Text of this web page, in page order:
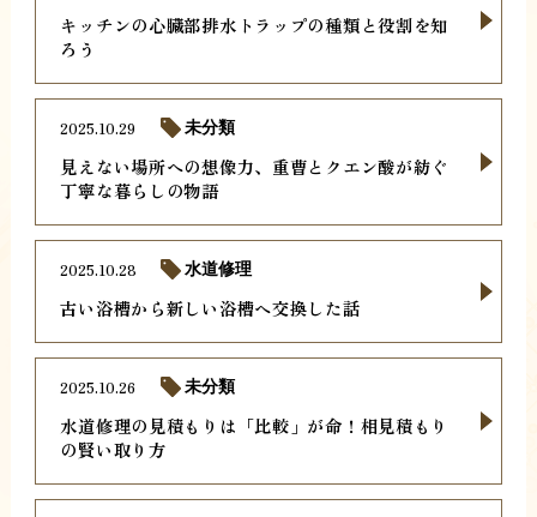
キッチンの心臓部排水トラップの種類と役割を知
ろう
見えない場所への想像力、重曹とクエン酸が紡ぐ
丁寧な暮らしの物語
2025.10.29 未分類
古い浴槽から新しい浴槽へ交換した話
2025.10.28 水道修理
水道修理の見積もりは「比較」が命！相見積もり
の賢い取り方
2025.10.26 未分類